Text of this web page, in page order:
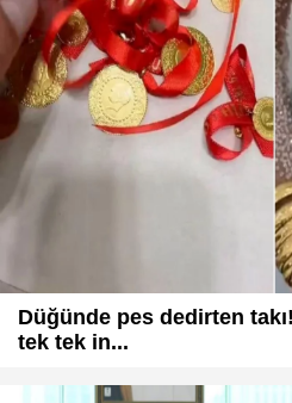
Düğünde pes dedirten
tek tek in...